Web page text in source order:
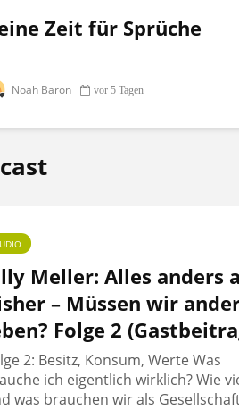
Zeit für Sprüche
Noah Baron vor 5 Tagen
Meller: Alles anders
– Müssen wir
Folge 2
2: Besitz, Konsum, Werte Was
ich eigentlich wirklich? Wie
was brauchen wir als